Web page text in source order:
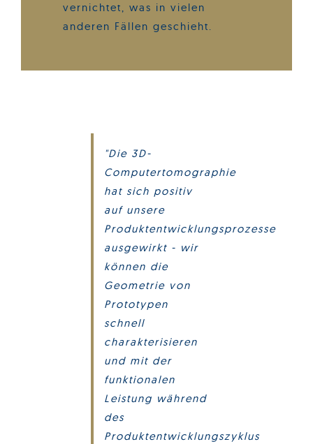
vernichtet, was in vielen
anderen Fällen geschieht.
"Die 3D-
Computertomographie
hat sich positiv
auf unsere
Produktentwicklungsprozesse
ausgewirkt - wir
können die
Geometrie von
Prototypen
schnell
charakterisieren
und mit der
funktionalen
Leistung während
des
Produktentwicklungszyklus